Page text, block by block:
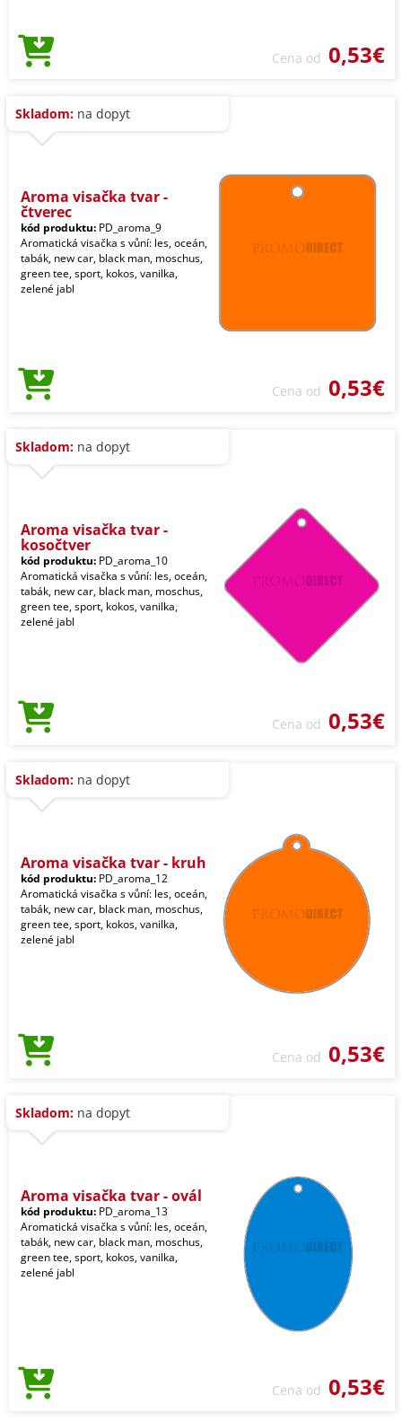
Cena od 0,53€
Skladom: na dopyt
Aroma visačka tvar -
čtverec
kód produktu: PD_aroma_9
Aromatická visačka s vůní: les, oceán,
tabák, new car, black man, moschus,
green tee, sport, kokos, vanilka,
zelené jabl
Cena od 0,53€
Skladom: na dopyt
Aroma visačka tvar -
kosočtver
kód produktu: PD_aroma_10
Aromatická visačka s vůní: les, oceán,
tabák, new car, black man, moschus,
green tee, sport, kokos, vanilka,
zelené jabl
Cena od 0,53€
Skladom: na dopyt
Aroma visačka tvar - kruh
kód produktu: PD_aroma_12
Aromatická visačka s vůní: les, oceán,
tabák, new car, black man, moschus,
green tee, sport, kokos, vanilka,
zelené jabl
Cena od 0,53€
Skladom: na dopyt
Aroma visačka tvar - ovál
kód produktu: PD_aroma_13
Aromatická visačka s vůní: les, oceán,
tabák, new car, black man, moschus,
green tee, sport, kokos, vanilka,
zelené jabl
Cena od 0,53€